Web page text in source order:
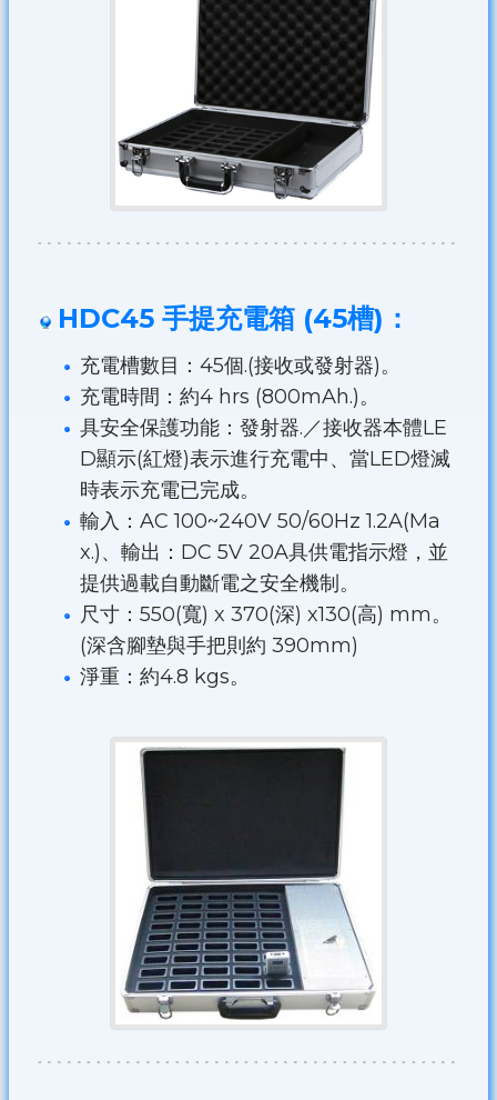
HDC45 手提充電箱 (45槽)：
充電槽數目：45個.(接收或發射器)。
充電時間：約4 hrs (800mAh.)。
具安全保護功能：發射器.／接收器本體LE
D顯示(紅燈)表示進行充電中、當LED燈滅
時表示充電已完成。
輸入：AC 100~240V 50/60Hz 1.2A(Ma
x.)、輸出：DC 5V 20A具供電指示燈，並
提供過載自動斷電之安全機制。
尺寸：550(寬) x 370(深) x130(高) mm。
(深含腳墊與手把則約 390mm)
淨重：約4.8 kgs。